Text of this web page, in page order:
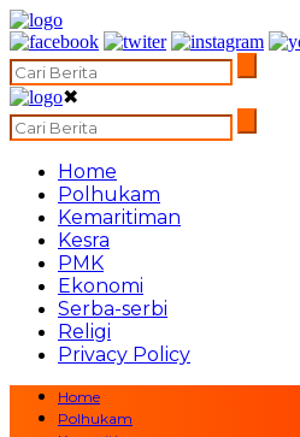
✖
Home
Polhukam
Kemaritiman
Kesra
PMK
Ekonomi
Serba-serbi
Religi
Privacy Policy
Home
Polhukam